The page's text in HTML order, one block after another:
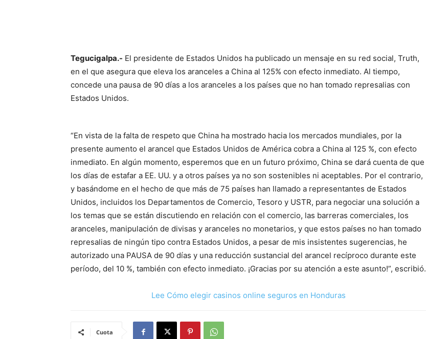
Tegucigalpa.- El presidente de Estados Unidos ha publicado un mensaje en su red social, Truth,
en el que asegura que eleva los aranceles a China al 125% con efecto inmediato. Al tiempo,
concede una pausa de 90 días a los aranceles a los países que no han tomado represalias con
Estados Unidos.
“En vista de la falta de respeto que China ha mostrado hacia los mercados mundiales, por la
presente aumento el arancel que Estados Unidos de América cobra a China al 125 %, con efecto
inmediato. En algún momento, esperemos que en un futuro próximo, China se dará cuenta de que
los días de estafar a EE. UU. y a otros países ya no son sostenibles ni aceptables. Por el contrario,
y basándome en el hecho de que más de 75 países han llamado a representantes de Estados
Unidos, incluidos los Departamentos de Comercio, Tesoro y USTR, para negociar una solución a
los temas que se están discutiendo en relación con el comercio, las barreras comerciales, los
aranceles, manipulación de divisas y aranceles no monetarios, y que estos países no han tomado
represalias de ningún tipo contra Estados Unidos, a pesar de mis insistentes sugerencias, he
autorizado una PAUSA de 90 días y una reducción sustancial del arancel recíproco durante este
período, del 10 %, también con efecto inmediato. ¡Gracias por su atención a este asunto!”, escribió.
Lee Cómo elegir casinos online seguros en Honduras
Cuota